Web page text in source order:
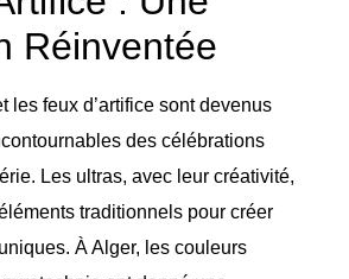
Réinventée
les feux d’artifice sont devenus
des célébrations
Les ultras, avec leur créativité,
traditionnels pour créer
À Alger, les couleurs